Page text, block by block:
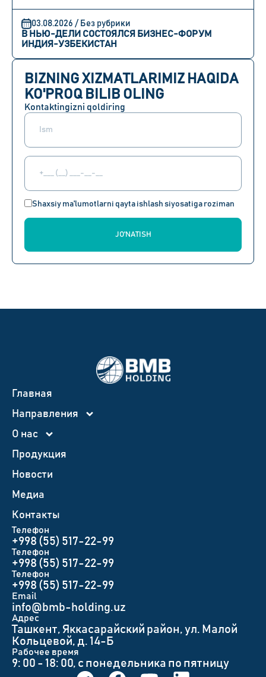
03.08.2026 / Без рубрики
В НЬЮ-ДЕЛИ СОСТОЯЛСЯ БИЗНЕС-ФОРУМ
ИНДИЯ-УЗБЕКИСТАН
BIZNING XIZMATLARIMIZ HAQIDA
KO'PROQ BILIB OLING
Kontaktingizni qoldiring
Shaxsiy ma'lumotlarni qayta ishlash siyosatiga roziman
JO'NATISH
Главная
Направления
О нас
Продукция
Новости
Медиа
Контакты
Телефон
+998 (55) 517-22-99
Телефон
+998 (55) 517-22-99
Телефон
+998 (55) 517-22-99
Email
info@bmb-holding.uz​
Адрес
Ташкент, Яккасарайский район, ул. Малой
Кольцевой, д. 14-Б
Рабочее время
9: 00 - 18: 00, с понедельника по пятницу